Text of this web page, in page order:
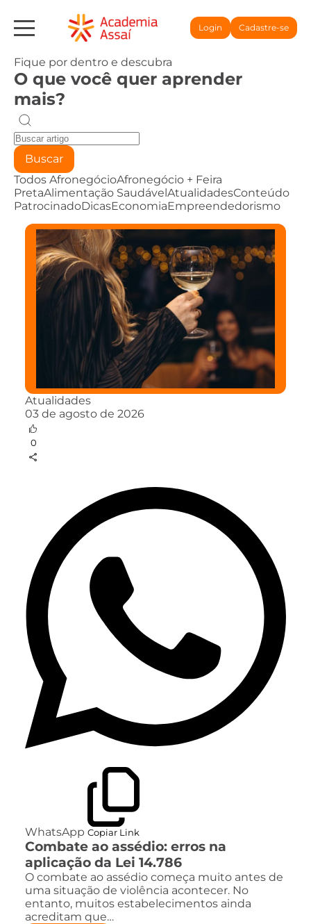
Login Cadastre-se
Fique por dentro e descubra
O que você quer aprender
mais?
Buscar
Todos AfronegócioAfronegócio + Feira
PretaAlimentação SaudávelAtualidadesConteúdo
PatrocinadoDicasEconomiaEmpreendedorismo
Atualidades
03 de agosto de 2026
0
WhatsApp Copiar Link
Combate ao assédio: erros na
aplicação da Lei 14.786
O combate ao assédio começa muito antes de
uma situação de violência acontecer. No
entanto, muitos estabelecimentos ainda
acreditam que…